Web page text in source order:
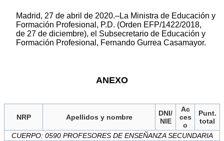
Madrid, 27 de abril de 2020.–La Ministra de Educación y
Formación Profesional, P.D. (Orden EFP/1422/2018,
de 27 de diciembre), el Subsecretario de Educación y
Formación Profesional, Fernando Gurrea Casamayor.
ANEXO
NRP Apellidos y nombre
DNI/
NIE
Ac
ces
o
Punt.
total
CUERPO: 0590 PROFESORES DE ENSEÑANZA SECUNDARIA